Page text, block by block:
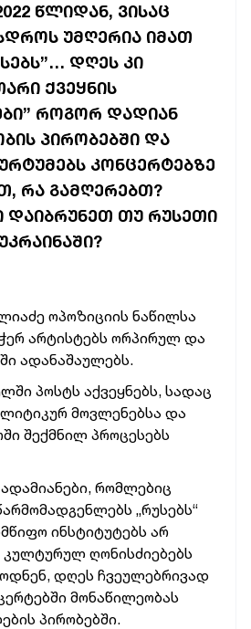
ᲬᲚᲘᲓᲐᲜ, ᲕᲘᲡᲐᲪ
ᲣᲛᲦᲔᲠᲘᲐ ᲘᲛᲐᲗ
ᲓᲦᲔᲡ ᲙᲘ
ᲥᲕᲔᲧᲜᲘᲡ
ᲠᲝᲒᲝᲠ ᲓᲐᲓᲘᲐᲜ
ᲞᲘᲠᲝᲑᲔᲑᲨᲘ ᲓᲐ
ᲙᲝᲜᲪᲔᲠᲢᲔᲑᲖᲔ
ᲠᲐ ᲒᲐᲛᲦᲔᲠᲔᲑᲗ?
ᲓᲐᲘᲑᲠᲣᲜᲔᲗ ᲗᲣ ᲠᲣᲡᲔᲗᲘ
ოპოზიციის ნაწილსა
არტისტებს ორპირულ და
ადანაშაულებს.
პოსტს აქვეყნებს, სადაც
მოვლენებსა და
შექმნილ პროცესებს
რომლებიც
„რუსებს“
ინსტიტუტებს არ
ღონისძიებებს
დღეს ჩვეულებრივად
მონაწილეობას
პირობებში.